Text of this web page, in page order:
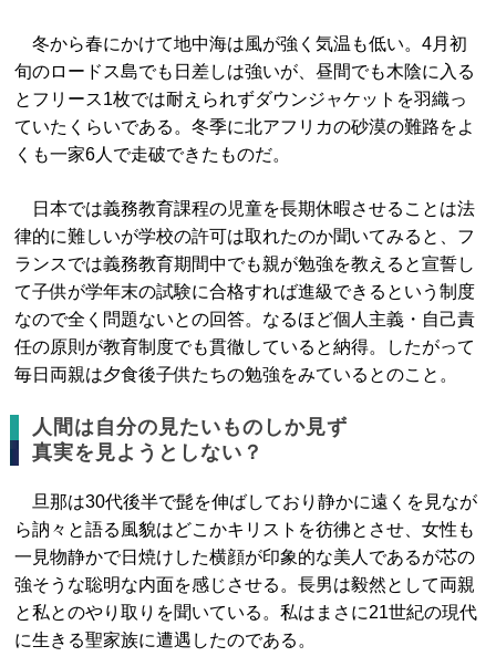
冬から春にかけて地中海は風が強く気温も低い。4月初
旬のロードス島でも日差しは強いが、昼間でも木陰に入る
とフリース1枚では耐えられずダウンジャケットを羽織っ
ていたくらいである。冬季に北アフリカの砂漠の難路をよ
くも一家6人で走破できたものだ。
日本では義務教育課程の児童を長期休暇させることは法
律的に難しいが学校の許可は取れたのか聞いてみると、フ
ランスでは義務教育期間中でも親が勉強を教えると宣誓し
て子供が学年末の試験に合格すれば進級できるという制度
なので全く問題ないとの回答。なるほど個人主義・自己責
任の原則が教育制度でも貫徹していると納得。したがって
毎日両親は夕食後子供たちの勉強をみているとのこと。
人間は自分の見たいものしか見ず
真実を見ようとしない？
旦那は30代後半で髭を伸ばしており静かに遠くを見なが
ら訥々と語る風貌はどこかキリストを彷彿とさせ、女性も
一見物静かで日焼けした横顔が印象的な美人であるが芯の
強そうな聡明な内面を感じさせる。長男は毅然として両親
と私とのやり取りを聞いている。私はまさに21世紀の現代
に生きる聖家族に遭遇したのである。